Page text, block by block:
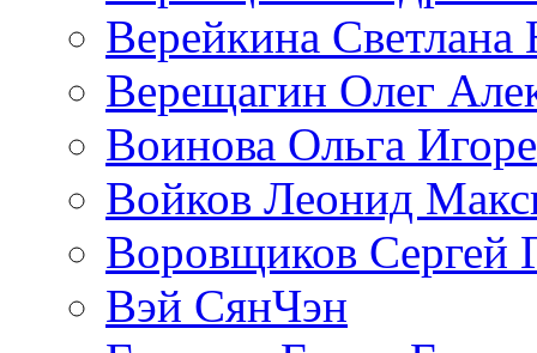
Верейкина Светлана
Верещагин Олег
Воинова Ольга
Войков Леонид
Воровщиков Сергей
Вэй СянЧэн